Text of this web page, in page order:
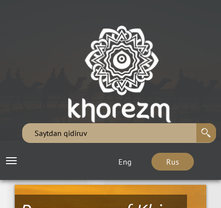
Eng Rus
Toggle